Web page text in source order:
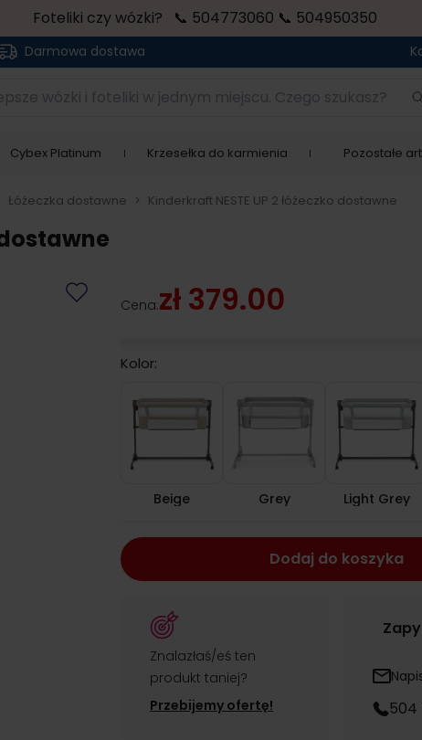
Foteliki czy wózki? 📞 504773060 📞 504950350
Darmowa dostawa
wózki i foteliki w jednym miejscu. Czego szukasz?
Cybex Platinum Krzesełka do karmienia Pozostałe
Łóżeczka dostawne > Kinderkraft NESTE UP 2 łóżeczko dostawne
Cena:zł 379.00
Kolor:
Beige
Grey
Grey Light Grey
Dodaj do koszyka
Znalazłaś/eś ten
produkt taniej?
Przebijemy ofertę!
504